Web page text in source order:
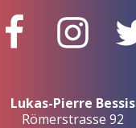
Lukas-Pierre Bessis
Römerstrasse 92